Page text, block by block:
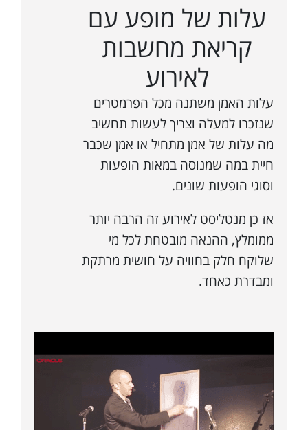
עלות של מופע עם
קריאת מחשבות
לאירוע
עלות האמן משתנה מכל הפרמטרים
שנזכרו למעלה וצריך לעשות תחשיב
מה עלות של אמן מתחיל או אמן שכבר
חיית במה שמנוסה במאות הופעות
וסוגי הופעות שונים.
אז כן מנטליסט לאירוע זה הרבה יותר
ממומלץ, ההנאה מובטחת לכל מי
שלוקח חלק בחוויה על חושית מרתקת
ומבדרת כאחד.